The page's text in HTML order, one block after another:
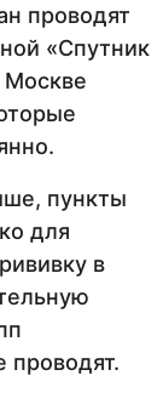
проводят
«Спутник
Москве
пункты
для
в
проводят.